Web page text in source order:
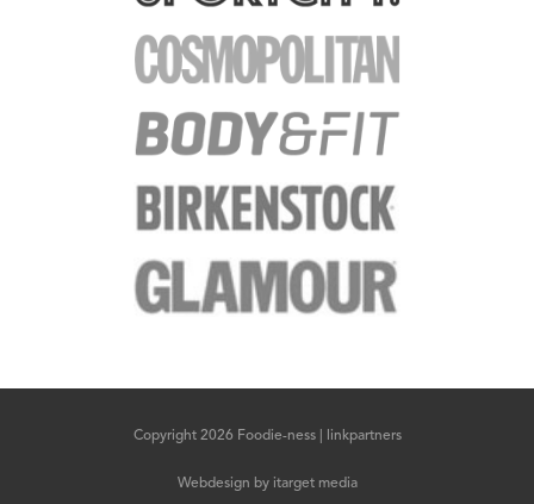
Copyright 2026 Foodie-ness | linkpartners
Webdesign by itarget media